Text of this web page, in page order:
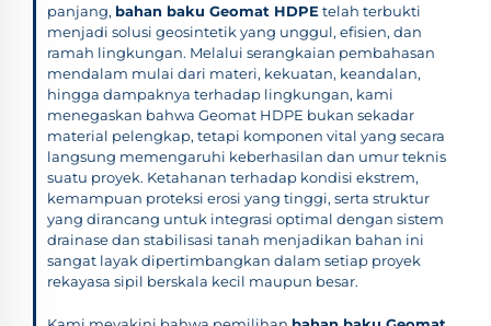
panjang, bahan baku Geomat HDPE telah terbukti
menjadi solusi geosintetik yang unggul, efisien, dan
ramah lingkungan. Melalui serangkaian pembahasan
mendalam mulai dari materi, kekuatan, keandalan,
hingga dampaknya terhadap lingkungan, kami
menegaskan bahwa Geomat HDPE bukan sekadar
material pelengkap, tetapi komponen vital yang secara
langsung memengaruhi keberhasilan dan umur teknis
suatu proyek. Ketahanan terhadap kondisi ekstrem,
kemampuan proteksi erosi yang tinggi, serta struktur
yang dirancang untuk integrasi optimal dengan sistem
drainase dan stabilisasi tanah menjadikan bahan ini
sangat layak dipertimbangkan dalam setiap proyek
rekayasa sipil berskala kecil maupun besar.